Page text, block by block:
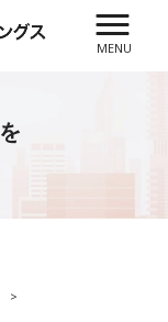
MENU
>